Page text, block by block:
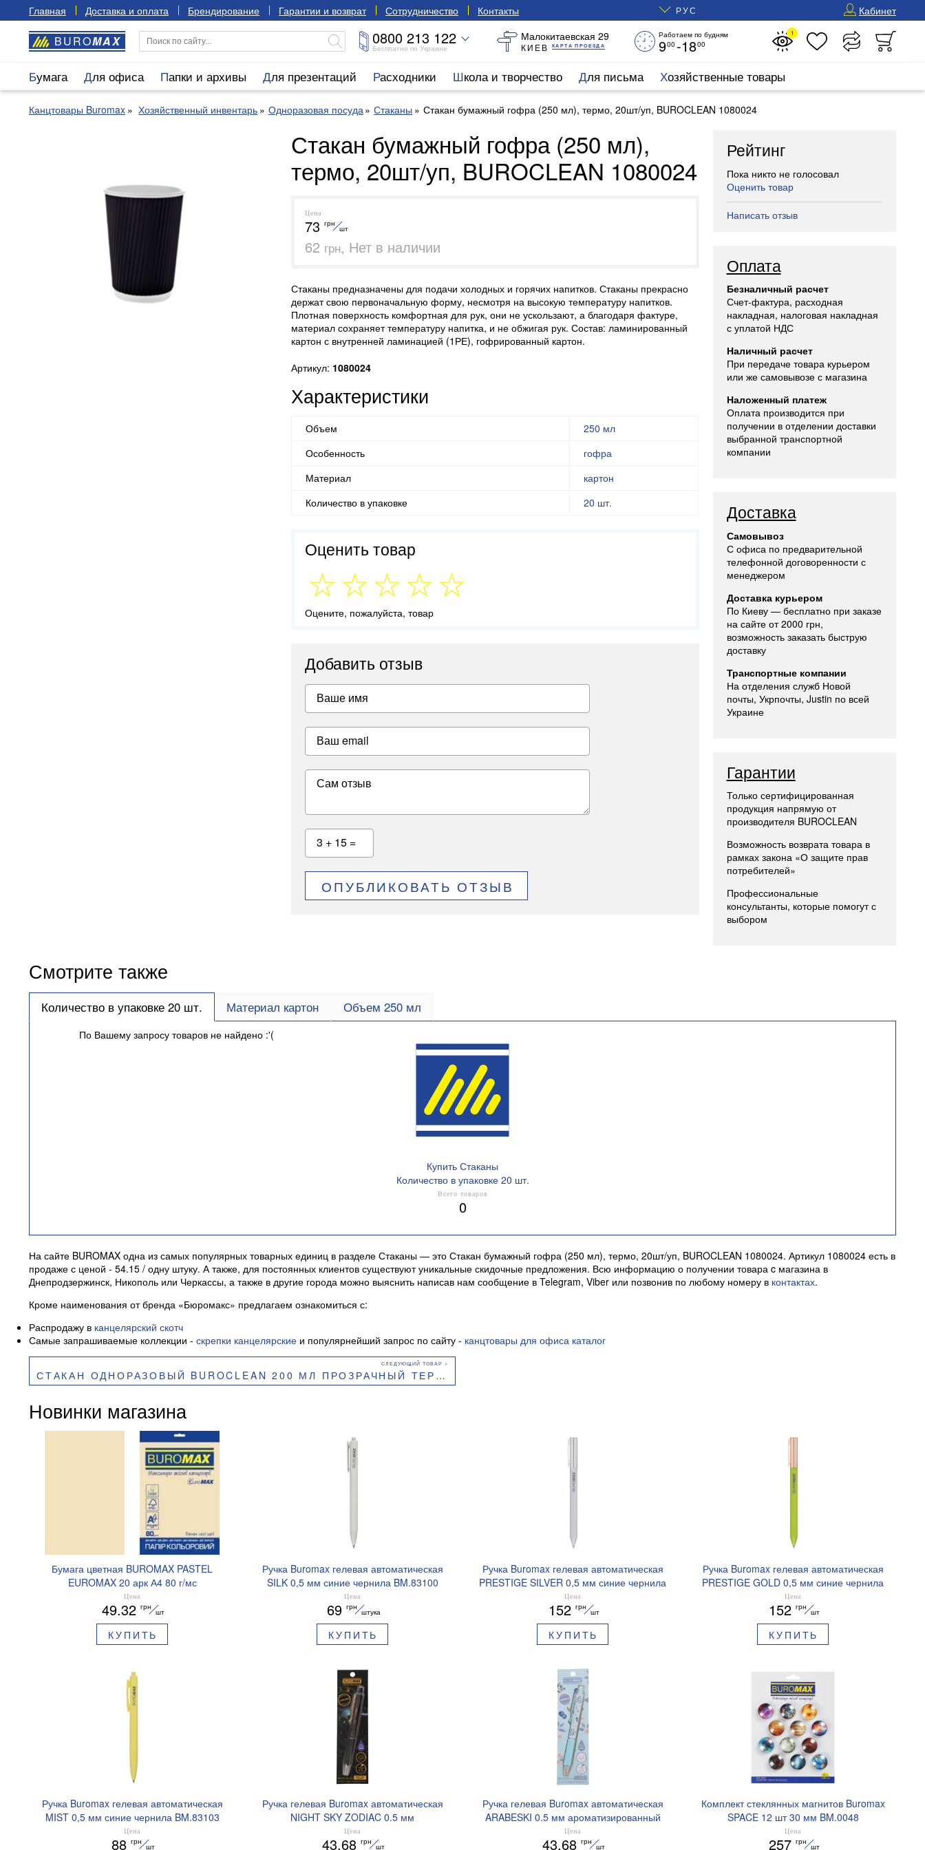
Главная Доставка и оплата Брендирование Гарантии и возврат Сотрудничество Контакты РУС Кабинет
BUROMAX 0800 213 122
Бесплатно по Украине
Малокитаевская 29
КИЕВ КАРТА ПРОЕЗДА
Работаем по будням
900 -1800
1
Бумага Для офиса Папки и архивы Для презентаций Расходники Школа и творчество Для письма Хозяйственные товары
Канцтовары Buromax Хозяйственный инвентарь Одноразовая посуда Стаканы Стакан бумажный гофра (250 мл), термо, 20шт/уп, BUROCLEAN 1080024
Стакан бумажный гофра (250 мл),
термо, 20шт/уп, BUROCLEAN 1080024
Цена
73 грн
шт
62 грн, Нет в наличии
Стаканы предназначены для подачи холодных и горячих напитков. Стаканы прекрасно
держат свою первоначальную форму, несмотря на высокую температуру напитков.
Плотная поверхность комфортная для рук, они не ускользают, а благодаря фактуре,
материал сохраняет температуру напитка, и не обжигая рук. Состав: ламинированный
картон с внутренней ламинацией (1РЕ), гофрированный картон.
Артикул: 1080024
Характеристики
Объем
250 мл
Особенность
гофра
Материал
картон
Количество в упаковке
20 шт.
Оценить товар
Оцените, пожалуйста, товар
Добавить отзыв
Ваше имя
Ваш email
Сам отзыв
3 + 15 =
ОПУБЛИКОВАТЬ ОТЗЫВ
Рейтинг
Пока никто не голосовал
Оценить товар
Написать отзыв
Оплата
Безналичный расчет
Счет-фактура, расходная
накладная, налоговая накладная
с уплатой НДС
Наличный расчет
При передаче товара курьером
или же самовывозе с магазина
Наложенный платеж
Оплата производится при
получении в отделении доставки
выбранной транспортной
компании
Доставка
Самовывоз
С офиса по предварительной
телефонной договоренности с
менеджером
Доставка курьером
По Киеву — бесплатно при заказе
на сайте от 2000 грн,
возможность заказать быструю
доставку
Транспортные компании
На отделения служб Новой
почты, Укрпочты, Justin по всей
Украине
Гарантии
Только сертифицированная
продукция напрямую от
производителя BUROCLEAN
Возможность возврата товара в
рамках закона «О защите прав
потребителей»
Профессиональные
консультанты, которые помогут с
выбором
Смотрите также
Количество в упаковке 20 шт. Материал картон Объем 250 мл
По Вашему запросу товаров не найдено :'(
Купить Стаканы
Количество в упаковке 20 шт.
Всего товаров
0
На сайте BUROMAX одна из самых популярных товарных единиц в разделе Стаканы — это Стакан бумажный гофра (250 мл), термо, 20шт/уп, BUROCLEAN 1080024. Артикул 1080024 есть в
продаже с ценой - 54.15 / одну штуку. А также, для постоянных клиентов существуют уникальные скидочные предложения. Всю информацию о получении товара c магазина в
Днепродзержинск, Никополь или Черкассы, а также в другие города можно выяснить написав нам сообщение в Telegram, Viber или позвонив по любому номеру в контактах.
Кроме наименования от бренда «Бюромакс» предлагаем ознакомиться с:
Распродажу в канцелярский скотч
Самые запрашиваемые коллекции - скрепки канцелярские и популярнейший запрос по сайту - канцтовары для офиса каталог
СТАКАН ОДНОРАЗОВЫЙ BUROCLEAN 200 МЛ ПРОЗРАЧНЫЙ ТЕРМОСТОЙКИЙ 100ШТ 1080014
Новинки магазина
Бумага цветная BUROMAX PASTEL
EUROMAX 20 арк А4 80 г/мс
BM.2721220E-08
Цена
49.32 грн
шт
КУПИТЬ
Ручка Buromax гелевая автоматическая
SILK 0,5 мм синие чернила BM.83100
Цена
69 грн
штука
КУПИТЬ
Ручка Buromax гелевая автоматическая
PRESTIGE SILVER 0,5 мм синие чернила
BM.83102
Цена
152 грн
шт
КУПИТЬ
Ручка Buromax гелевая автоматическая
PRESTIGE GOLD 0,5 мм синие чернила
BM.83101
Цена
152 грн
шт
КУПИТЬ
Ручка Buromax гелевая автоматическая
MIST 0,5 мм синие чернила BM.83103
Цена
88 грн
шт
Ручка гелевая Buromax автоматическая
NIGHT SKY ZODIAC 0.5 мм
ароматизированный грипп синие чернила
BM.8379-01
Цена
43.68 грн
шт
Ручка гелевая Buromax автоматическая
ARABESKI 0.5 мм ароматизированный
грипп синие чернила в блистере BM.8379-
02
Цена
43.68 грн
шт
Комплект стеклянных магнитов Buromax
SPACE 12 шт 30 мм BM.0048
Цена
257 грн
шт